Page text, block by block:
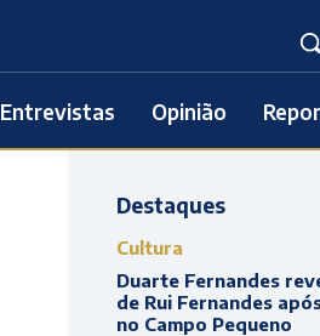
Entrevistas Opinião
Destaques
Cultura
Duarte Fernandes
de Rui Fernandes
no Campo Pequeno